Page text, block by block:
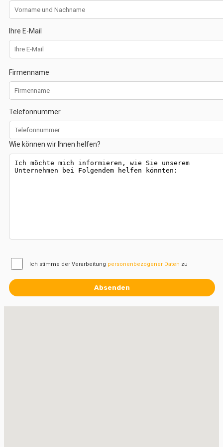
Ihre E-Mail
Firmenname
Telefonnummer
Wie können wir Ihnen helfen?
Ich stimme der Verarbeitung personenbezogener Daten zu